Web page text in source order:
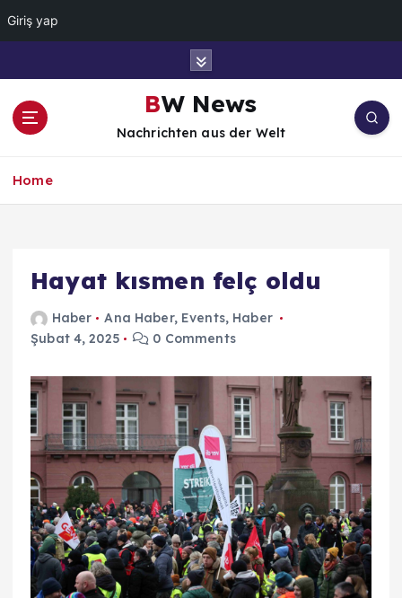
Giriş yap
BW News
Nachrichten aus der Welt
Home
Hayat kısmen felç oldu
Haber Ana Haber, Events, Haber
Şubat 4, 2025
0 Comments